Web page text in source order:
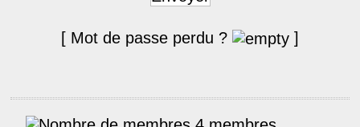
[ Mot de passe perdu ? ]